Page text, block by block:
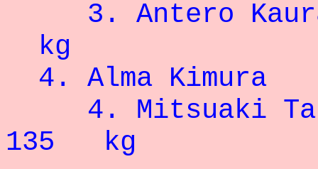
3. Antero
kg
4. Alma
4. Mitsuaki
135 kg